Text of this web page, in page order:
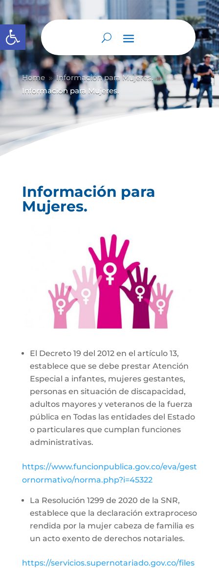
Abrir barra de herramientas
Home 9 Información para Mujeres. 9
Información para Mujeres.
Información para
Mujeres.
El Decreto 19 del 2012 en el artículo 13,
establece que se debe prestar Atención
Especial a infantes, mujeres gestantes,
personas en situación de discapacidad,
adultos mayores y veteranos de la fuerza
pública en Todas las entidades del Estado
o particulares que cumplan funciones
administrativas.
https://www.funcionpublica.gov.co/eva/gest
ornormativo/norma.php?i=45322
La Resolución 1299 de 2020 de la SNR,
establece que la declaración extraproceso
rendida por la mujer cabeza de familia es
un acto exento de derechos notariales.
https://servicios.supernotariado.gov.co/files